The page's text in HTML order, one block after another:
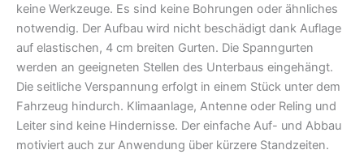
keine Werkzeuge. Es sind keine Bohrungen oder ähnliches
notwendig. Der Aufbau wird nicht beschädigt dank Auflage
auf elastischen, 4 cm breiten Gurten. Die Spanngurten
werden an geeigneten Stellen des Unterbaus eingehängt.
Die seitliche Verspannung erfolgt in einem Stück unter dem
Fahrzeug hindurch. Klimaanlage, Antenne oder Reling und
Leiter sind keine Hindernisse. Der einfache Auf- und Abbau
motiviert auch zur Anwendung über kürzere Standzeiten.